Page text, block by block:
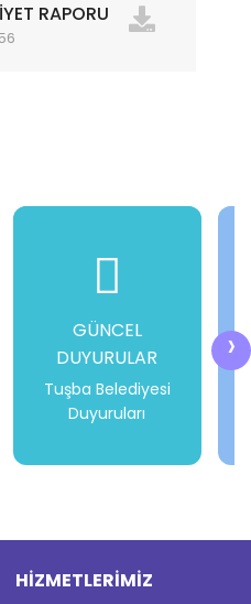
RAPORU
›
GÜNCEL
DUYURULAR
Tuşba Belediyesi
Duyuruları
-
HİZMETLERİMİZ